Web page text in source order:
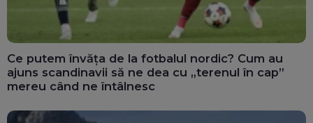
Ce putem învăța de la fotbalul nordic? Cum au
ajuns scandinavii să ne dea cu „terenul în cap”
mereu când ne întâlnesc